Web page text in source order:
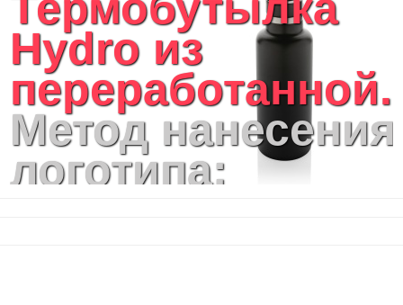
Hydro из
Метод нанесения
логотипа: